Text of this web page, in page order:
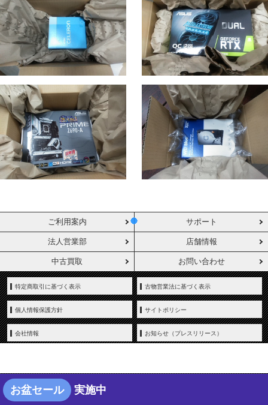
ご利用案内 サポート
法人営業部 店舗情報
中古買取 お問い合わせ
特定商取引に基づく表示 古物営業法に基づく表示
個人情報保護方針 サイトポリシー
会社情報 お知らせ（プレスリリース）
Copyright © YAMADA-DENKI Co., Ltd. All rights reserved.
お盆セール 実施中